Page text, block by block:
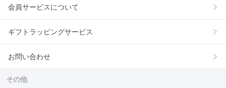
会員サービスについて
ギフトラッピングサービス
お問い合わせ
その他